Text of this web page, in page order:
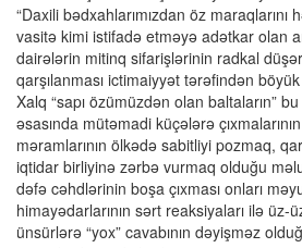
“Daxili bədxahlarımızdan öz
vasitə kimi istifadə etməyə adətkar olan
dairələrin mitinq sifarişlərinin radkal
qarşılanması ictimaiyyət tərəfindən
Xalq “sapı özümüzdən olan baltaların”
əsasında mütəmadi küçələrə
məramlarının ölkədə sabitliyi pozmaq,
iqtidar birliyinə zərbə vurmaq olduğu
dəfə cəhdlərinin boşa çıxması onları
himayədarlarının sərt reaksiyaları ilə üz-
ünsürlərə “yox” cavabının dəyişməz